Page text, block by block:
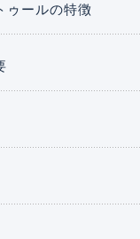
ゥールの特徴